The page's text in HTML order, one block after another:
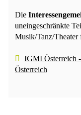
Die
uneingeschränkte
Musik/Tanz/Theater
IGMI Österreich
Österreich